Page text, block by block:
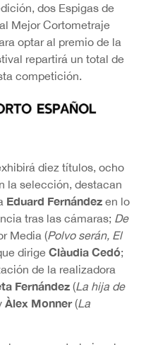
dos Espigas de
Mejor Cortometraje
optar al premio de la
repartirá un total de
competición.
diez títulos, ocho
la selección, destacan
Eduard Fernández en lo
tras las cámaras; De
Media (Polvo serán, El
dirige Clàudia Cedó;
de la realizadora
Fernández (La hija de
Àlex Monner(La